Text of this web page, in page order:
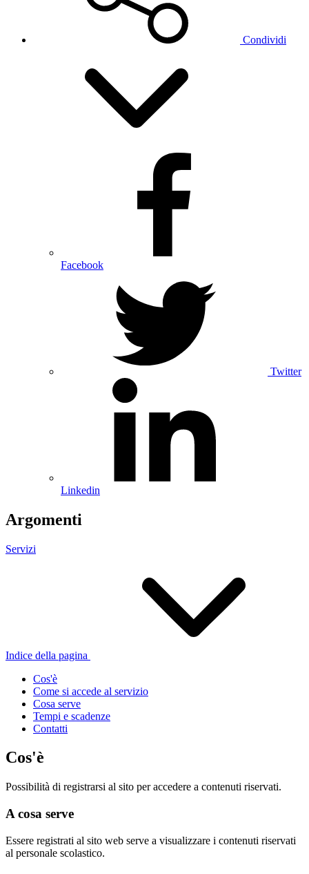
Condividi
Facebook
Twitter
Linkedin
Argomenti
Servizi
Indice della pagina
Cos'è
Come si accede al servizio
Cosa serve
Tempi e scadenze
Contatti
Cos'è
Possibilità di registrarsi al sito per accedere a contenuti riservati.
A cosa serve
Essere registrati al sito web serve a visualizzare i contenuti riservati
al personale scolastico.